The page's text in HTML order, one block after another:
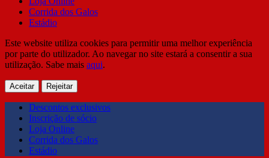
Corrida dos Galos
Estádio
Este website utiliza cookies para permitir uma melhor experiência
por parte do utilizador. Ao navegar no site estará a consentir a sua
utilização. Sabe mais aqui.
Aceitar Rejeitar
Descontos exclusivos
Inscrição de sócio
Loja Online
Corrida dos Galos
Estádio